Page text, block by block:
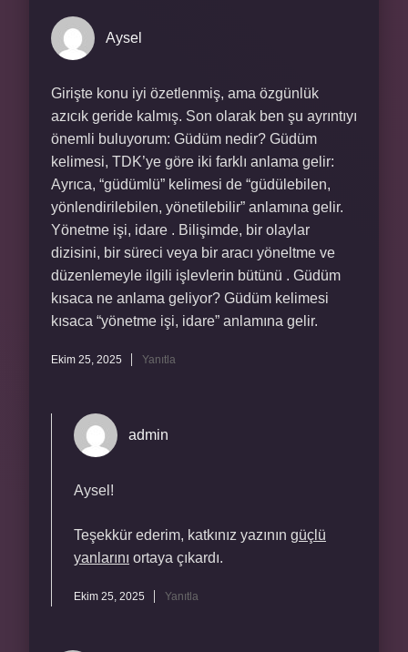
Aysel
Girişte konu iyi özetlenmiş, ama özgünlük
azıcık geride kalmış. Son olarak ben şu ayrıntıyı
önemli buluyorum: Güdüm nedir? Güdüm
kelimesi, TDK’ye göre iki farklı anlama gelir:
Ayrıca, “güdümlü” kelimesi de “güdülebilen,
yönlendirilebilen, yönetilebilir” anlamına gelir.
Yönetme işi, idare . Bilişimde, bir olaylar
dizisini, bir süreci veya bir aracı yöneltme ve
düzenlemeyle ilgili işlevlerin bütünü . Güdüm
kısaca ne anlama geliyor? Güdüm kelimesi
kısaca “yönetme işi, idare” anlamına gelir.
Ekim 25, 2025 Yanıtla
admin
Aysel!
Teşekkür ederim, katkınız yazının güçlü
yanlarını ortaya çıkardı.
Ekim 25, 2025 Yanıtla